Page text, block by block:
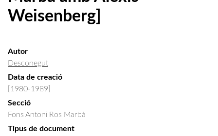
Weisenberg]
Autor
Desconegut
Data de creació
[1980-1989]
Secció
Fons Antoni Ros Marbà
Tipus de document